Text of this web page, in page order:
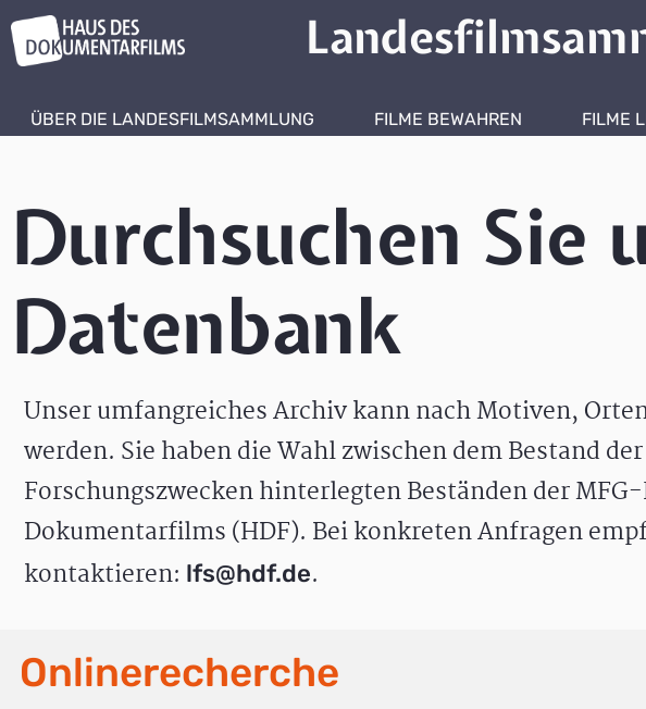
ÜBER DIE LANDESFILMSAMMLUNG FILME BEWAHREN FILME
Durchsuchen Sie
Datenbank
Unser umfangreiches Archiv kann nach Motiven,
werden. Sie haben die Wahl zwischen dem Bestand
Forschungszwecken hinterlegten Beständen der
Dokumentarfilms (HDF). Bei konkreten Anfragen
kontaktieren: lfs@hdf.de.
Onlinerecherche